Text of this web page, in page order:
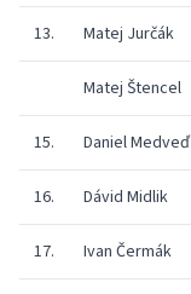
13. Matej Jurčák
Matej Štencel
15. Daniel Medveď
16. Dávid Midlik
17. Ivan Čermák